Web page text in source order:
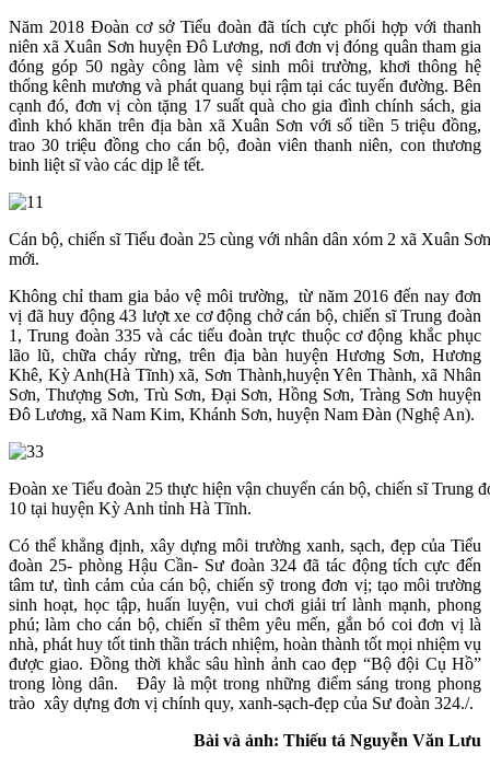
Năm 2018 Đoàn cơ sở Tiểu đoàn đã tích cực phối hợp với thanh
niên xã Xuân Sơn huyện Đô Lương, nơi đơn vị đóng quân tham gia
đóng góp 50 ngày công làm vệ sinh môi trường, khơi thông hệ
thống kênh mương và phát quang bụi rậm tại các tuyến đường. Bên
cạnh đó, đơn vị còn tặng 17 suất quà cho gia đình chính sách, gia
đình khó khăn trên địa bàn xã Xuân Sơn với số tiền 5 triệu đồng,
trao 30 triệu đồng cho cán bộ, đoàn viên thanh niên, con thương
binh liệt sĩ vào các dịp lễ tết.
Cán bộ, chiến sĩ Tiểu đoàn 25 cùng với nhân dân xóm 2 xã Xuân
mới.
Không chỉ tham gia bảo vệ môi trường, từ năm 2016 đến nay đơn
vị đã huy động 43 lượt xe cơ động chở cán bộ, chiến sĩ Trung đoàn
1, Trung đoàn 335 và các tiểu đoàn trực thuộc cơ động khắc phục
lão lũ, chữa cháy rừng, trên địa bàn huyện Hương Sơn, Hương
Khê, Kỳ Anh(Hà Tĩnh) xã, Sơn Thành,huyện Yên Thành, xã Nhân
Sơn, Thượng Sơn, Trù Sơn, Đại Sơn, Hồng Sơn, Tràng Sơn huyện
Đô Lương, xã Nam Kim, Khánh Sơn, huyện Nam Đàn (Nghệ An).
Đoàn xe Tiểu đoàn 25 thực hiện vận chuyển cán bộ, chiến sĩ Trung
10 tại huyện Kỳ Anh tỉnh Hà Tĩnh.
Có thể khẳng định, xây dựng môi trường xanh, sạch, đẹp của Tiểu
đoàn 25- phòng Hậu Cần- Sư đoàn 324 đã tác động tích cực đến
tâm tư, tình cảm của cán bộ, chiến sỹ trong đơn vị; tạo môi trường
sinh hoạt, học tập, huấn luyện, vui chơi giải trí lành mạnh, phong
phú; làm cho cán bộ, chiến sĩ thêm yêu mến, gắn bó coi đơn vị là
nhà, phát huy tốt tinh thần trách nhiệm, hoàn thành tốt mọi nhiệm vụ
được giao. Đồng thời khắc sâu hình ảnh cao đẹp “Bộ đội Cụ Hồ”
trong lòng dân. Đây là một trong những điểm sáng trong phong
trào xây dựng đơn vị chính quy, xanh-sạch-đẹp của Sư đoàn 324./.
Bài và ảnh: Thiếu tá Nguyễn Văn Lưu